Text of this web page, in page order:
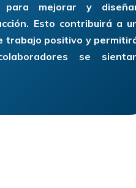
para mejorar y
Esto contribuirá a
trabajo positivo y
se